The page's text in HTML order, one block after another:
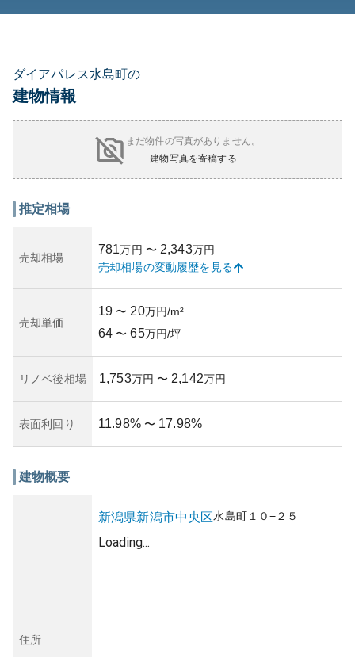
ダイアパレス水島町の
建物情報
まだ物件の写真がありません。
建物写真を寄稿する
推定相場
売却相場
781万円 〜 2,343万円
売却相場の変動履歴を見る
売却単価
19 〜 20万円/m²
64 〜 65万円/坪
リノベ後相場 1,753万円 〜 2,142万円
表面利回り 11.98% 〜 17.98%
建物概要
住所
新潟県新潟市中央区水島町１０−２５
Loading...